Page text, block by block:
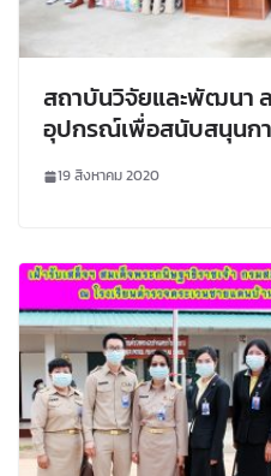
สถาบันวิจัยและพัฒนา
อุปกรณ์เพื่อสนับสนุนกา
โต๊ะญี่ปุ่น เสื้อกันเปื้อน
เบาะรองนั่ง แก้วน้ำ ผ้าเ
แคน และบ้านวังชมภู
19 สิงหาคม 2020